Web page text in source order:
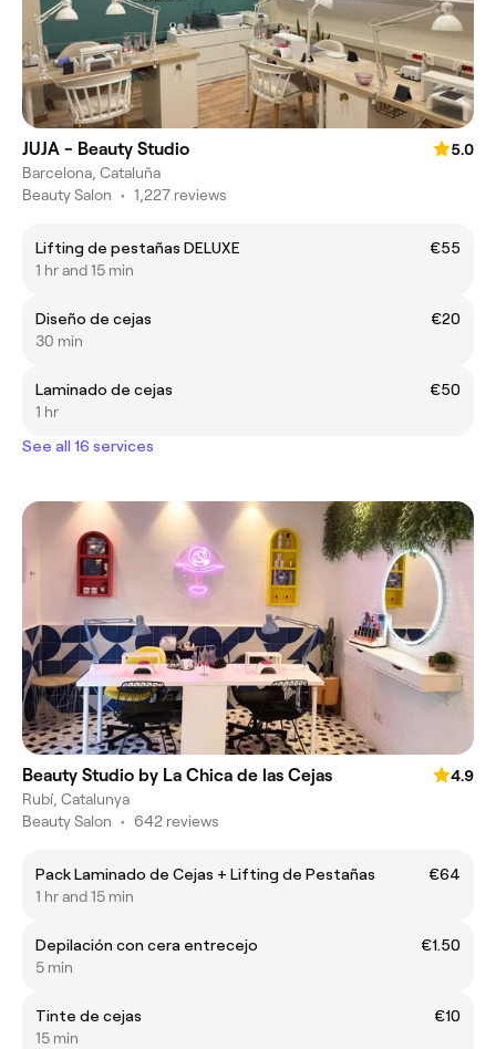
JUJA - Beauty Studio
5.0
Barcelona, Cataluña
Beauty Salon • 1,227 reviews
Lifting de pestañas DELUXE
€55
1 hr and 15 min
Diseño de cejas
€20
30 min
Laminado de cejas
€50
1 hr
See all 16 services
Beauty Studio by La Chica de las Cejas
4.9
Rubí, Catalunya
Beauty Salon • 642 reviews
Pack Laminado de Cejas + Lifting de Pestañas
€64
1 hr and 15 min
Depilación con cera entrecejo
€1.50
5 min
Tinte de cejas
€10
15 min